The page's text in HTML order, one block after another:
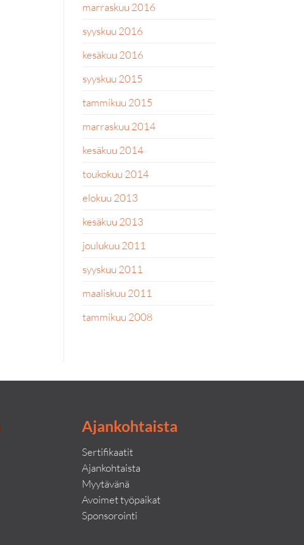
marraskuu 2016
syyskuu 2016
kesäkuu 2016
syyskuu 2015
tammikuu 2015
marraskuu 2014
kesäkuu 2014
toukokuu 2014
elokuu 2013
kesäkuu 2013
joulukuu 2011
syyskuu 2011
maaliskuu 2011
tammikuu 2008
Ajankohtaista
Sertifikaatit
Ajankohtaista
Myytävänä
Avoimet työpaikat
Sponsorointi